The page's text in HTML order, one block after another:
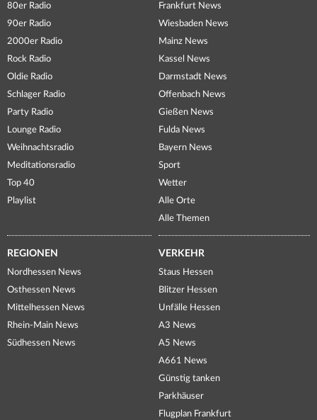
80er Radio
90er Radio
2000er Radio
Rock Radio
Oldie Radio
Schlager Radio
Party Radio
Lounge Radio
Weihnachtsradio
Meditationsradio
Top 40
Playlist
Frankfurt News
Wiesbaden News
Mainz News
Kassel News
Darmstadt News
Offenbach News
Gießen News
Fulda News
Bayern News
Sport
Wetter
Alle Orte
Alle Themen
REGIONEN
Nordhessen News
Osthessen News
Mittelhessen News
Rhein-Main News
Südhessen News
VERKEHR
Staus Hessen
Blitzer Hessen
Unfälle Hessen
A3 News
A5 News
A661 News
Günstig tanken
Parkhäuser
Flugplan Frankfurt